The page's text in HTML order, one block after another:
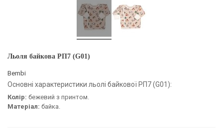
Льоля байкова РП7 (G01)
Bembi
Основні характеристики льолі байкової РП7 (G01):
Колір: бежевий з принтом.
Матеріал: байка.